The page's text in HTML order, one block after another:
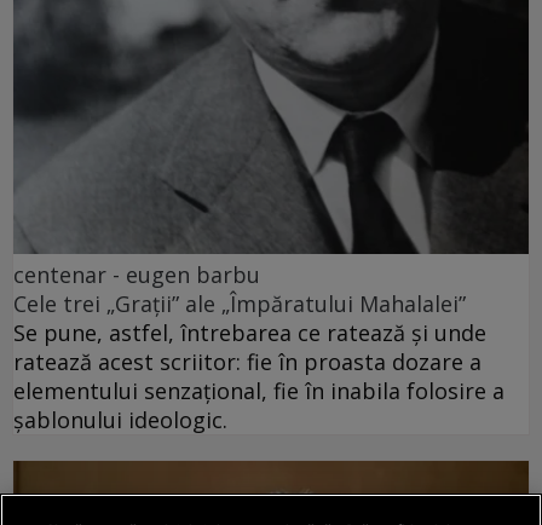
centenar - eugen barbu
Cele trei „Grații” ale „Împăratului Mahalalei”
Se pune, astfel, întrebarea ce ratează și unde
ratează acest scriitor: fie în proasta dozare a
elementului senzațional, fie în inabila folosire a
șablonului ideologic.